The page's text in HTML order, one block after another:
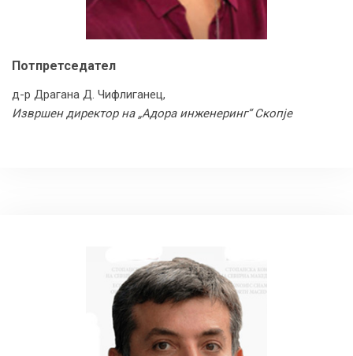
Потпретседател
д-р Драгана Д. Чифлиганец,
Извршен директор на „Адора инженеринг“ Скопје